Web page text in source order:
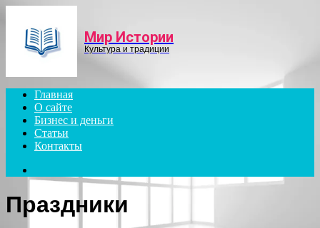
Мир Истории
Культура и традиции
Главная
О сайте
Бизнес и деньги
Статьи
Контакты
for
Праздники